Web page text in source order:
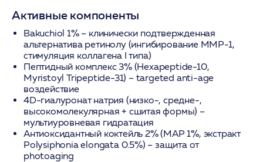
Активные компоненты
Bakuchiol 1%– клинически подтвержденная
альтернатива ретинолу (ингибирование MMP-1,
стимуляция коллагена I типа)
Пептидный комплекс 3%(Hexapeptide-10,
Myristoyl Tripeptide-31) – targeted anti-age
воздействие
4D-гиалуронат натрия (низко-, средне-,
высокомолекулярная + сшитая формы) –
мультиуровневая гидратация
Антиоксидантный коктейль 2%(MAP 1%, экстракт
Polysiphonia elongata 0.5%) – защита от
photoaging